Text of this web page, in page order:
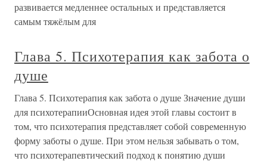
развивается медленнее остальных и представляется
самым тяжёлым для
Глава 5. Психотерапия как забота о
душе
Глава 5. Психотерапия как забота о душе Значение души
для психотерапииОсновная идея этой главы состоит в
том, что психотерапия представляет собой современную
форму заботы о душе. При этом нельзя забывать о том,
что психотерапевтический подход к понятию души